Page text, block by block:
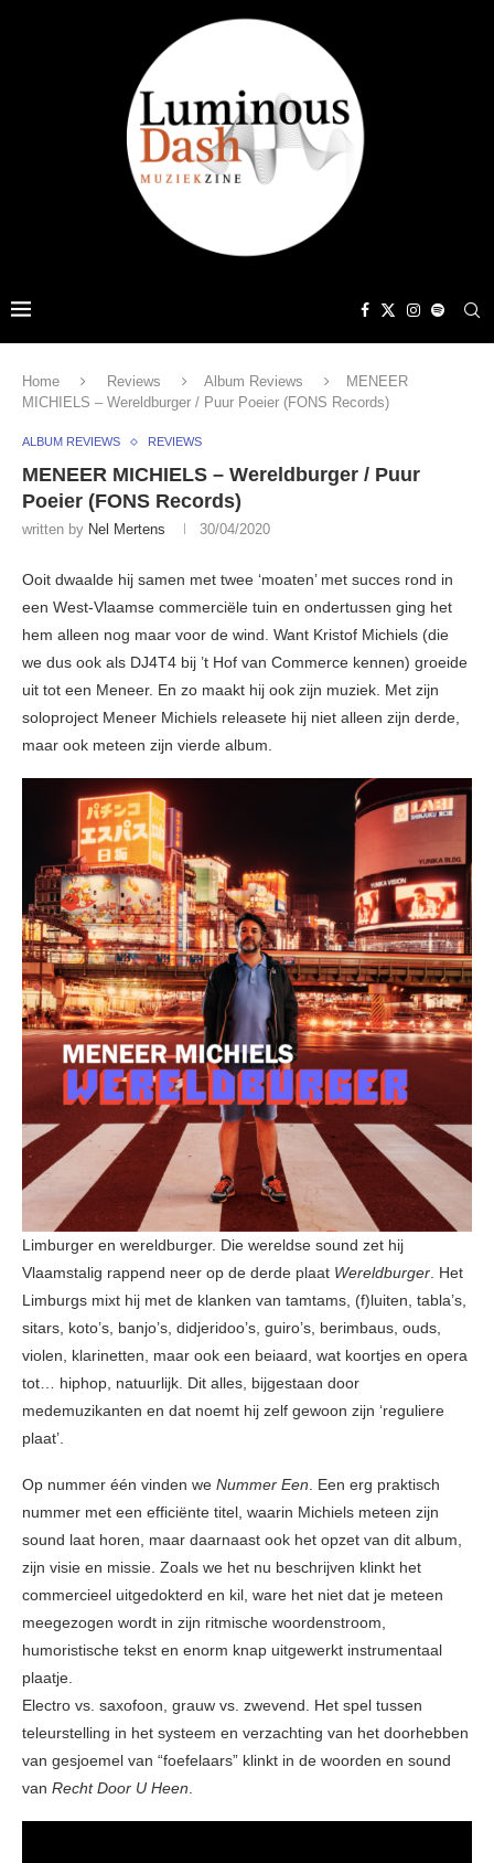
Home Reviews Album Reviews
MENEER
MICHIELS – Wereldburger / Puur Poeier (FONS Records)
ALBUM REVIEWS REVIEWS
MENEER MICHIELS – Wereldburger / Puur
Poeier (FONS Records)
written by Nel Mertens 30/04/2020
Ooit dwaalde hij samen met twee ‘moaten’ met succes rond in
een West-Vlaamse commerciële tuin en ondertussen ging het
hem alleen nog maar voor de wind. Want Kristof Michiels (die
we dus ook als DJ4T4 bij ’t Hof van Commerce kennen) groeide
uit tot een Meneer. En zo maakt hij ook zijn muziek. Met zijn
soloproject Meneer Michiels releasete hij niet alleen zijn derde,
maar ook meteen zijn vierde album.
Limburger en wereldburger. Die wereldse sound zet hij
Vlaamstalig rappend neer op de derde plaat Wereldburger . Het
Limburgs mixt hij met de klanken van tamtams, (f)luiten, tabla’s,
sitars, koto’s, banjo’s, didjeridoo’s, guiro’s, berimbaus, ouds,
violen, klarinetten, maar ook een beiaard, wat koortjes en opera
tot… hiphop, natuurlijk. Dit alles, bijgestaan door
medemuzikanten en dat noemt hij zelf gewoon zijn ‘reguliere
plaat’.
Op nummer één vinden we Nummer Een . Een erg praktisch
nummer met een efficiënte titel, waarin Michiels meteen zijn
sound laat horen, maar daarnaast ook het opzet van dit album,
zijn visie en missie. Zoals we het nu beschrijven klinkt het
commercieel uitgedokterd en kil, ware het niet dat je meteen
meegezogen wordt in zijn ritmische woordenstroom,
humoristische tekst en enorm knap uitgewerkt instrumentaal
plaatje.
Electro vs. saxofoon, grauw vs. zwevend. Het spel tussen
teleurstelling in het systeem en verzachting van het doorhebben
van gesjoemel van “foefelaars” klinkt in de woorden en sound
van Recht Door U Heen